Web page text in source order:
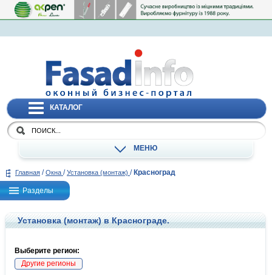
КАТАЛОГ
МЕНЮ
Главная / Окна / Установка (монтаж) / Красноград
Разделы
Установка (монтаж) в Краснограде.
Выберите регион:
Другие регионы